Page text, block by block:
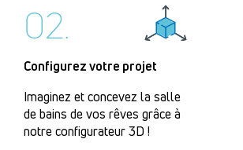
02.
Configurez votre projet
Imaginez et concevez la salle
de bains de vos rêves grâce à
notre configurateur 3D !